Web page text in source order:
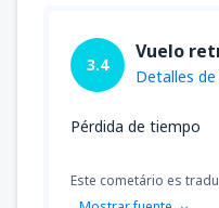
3.4
Vuelo
Detalles
Pérdida de tiempo
Este cometário es